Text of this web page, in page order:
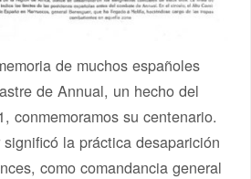
de muchos españoles
de Annual, un hecho del
conmemoramos su centenario.
la práctica desaparición
como comandancia general